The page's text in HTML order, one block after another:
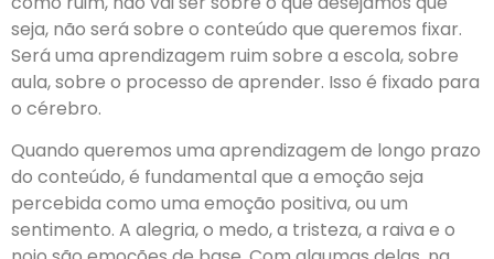
seja, não será sobre o conteúdo que queremos fixar.
Será uma aprendizagem ruim sobre a escola, sobre
aula, sobre o processo de aprender. Isso é fixado para
o cérebro.
Quando queremos uma aprendizagem de longo prazo
do conteúdo, é fundamental que a emoção seja
percebida como uma emoção positiva, ou um
sentimento. A alegria, o medo, a tristeza, a raiva e o